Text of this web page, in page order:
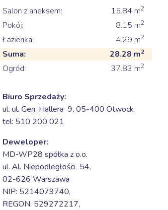
Salon z aneksem: 15.84 m2
Pokój: 8.15 m2
Łazienka: 4.29 m2
Suma: 28.28 m2
Ogród: 37.83 m2
Biuro Sprzedaży:
ul. ul. Gen. Hallera 9, 05-400 Otwock
tel: 510 200 021
Deweloper:
MD-WP28 spółka z o.o.
ul. Al. Niepodległości 54,
02-626 Warszawa
NIP: 5214079740,
REGON: 529272217,